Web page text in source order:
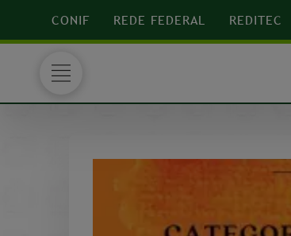
CONIF REDE FEDERAL REDITEC